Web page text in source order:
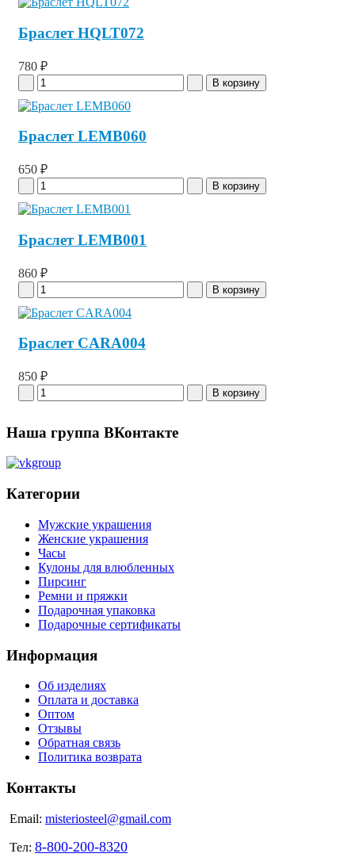
Браслет HQLT072
780 ₽
Браслет LEMB060
650 ₽
Браслет LEMB001
860 ₽
Браслет CARA004
850 ₽
Наша группа ВКонтакте
Категории
Мужские украшения
Женские украшения
Часы
Кулоны для влюбленных
Пирсинг
Ремни и пряжки
Подарочная упаковка
Подарочные сертификаты
Информация
Об изделиях
Оплата и доставка
Оптом
Отзывы
Обратная связь
Политика возврата
Контакты
Email: misteriosteel@gmail.com
Тел: 8-800-200-8320